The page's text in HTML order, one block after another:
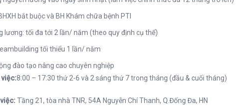
bắt buộc và BH Khám chữa bệnh PTI
lương: tối đa tới 2 lần/ năm (theo quy định cụ thể)
tối thiểu 1 lần/ năm
đào tạo nâng cao chuyên nghiệp
8:00 – 17:30 thứ 2-6 và 2 sáng thứ 7 trong tháng (đầu & cuối tháng)
Tầng 21, tòa nhà TNR, 54A Nguyễn Chí Thanh, Q.Đống Đa, HN